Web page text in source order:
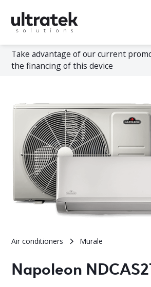
Take advantage of our current
the financing of this device
Air conditioners Murale
Napoleon